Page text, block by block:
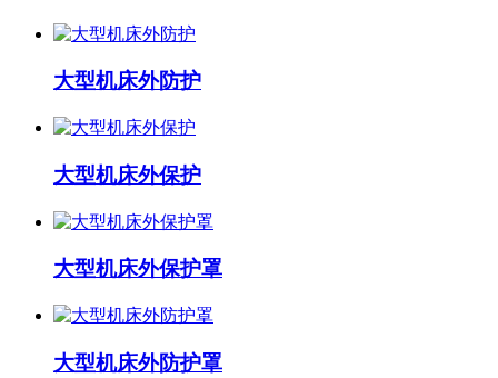
大型机床外防护
大型机床外保护
大型机床外保护罩
大型机床外防护罩